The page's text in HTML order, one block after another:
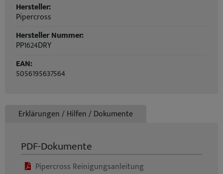
Hersteller:
Pipercross
Hersteller Nummer:
PP1624DRY
EAN:
5056195637564
Erklärungen / Hilfen / Dokumente
PDF-Dokumente
Pipercross Reinigungsanleitung